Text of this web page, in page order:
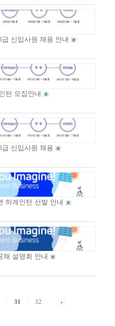
신입사원 채용 안내
턴 모집안내
급 신입사원 채용
하계인턴 선발 안내
채 설명회 안내
31 32